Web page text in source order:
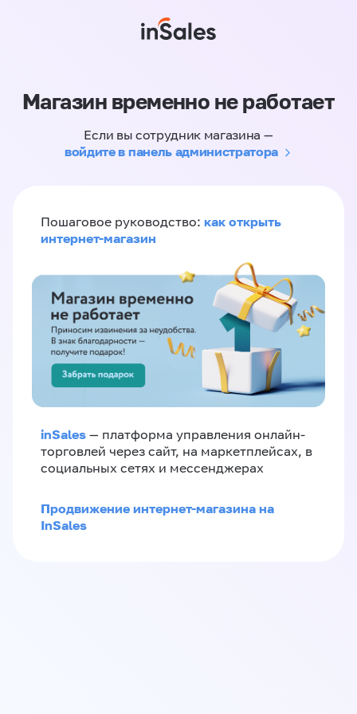
Магазин временно не работает
Если вы сотрудник магазина —
войдите в панель администратора
Пошаговое руководство: как открыть
интернет-магазин
inSales — платформа управления онлайн-
торговлей через сайт, на маркетплейсах, в
социальных сетях и мессенджерах
Продвижение интернет-магазина на
InSales